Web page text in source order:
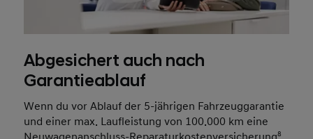
Abgesichert auch nach
Garantieablauf
Wenn du vor Ablauf der 5-jährigen Fahrzeuggarantie
und einer max. Laufleistung von 100.000 km eine
8